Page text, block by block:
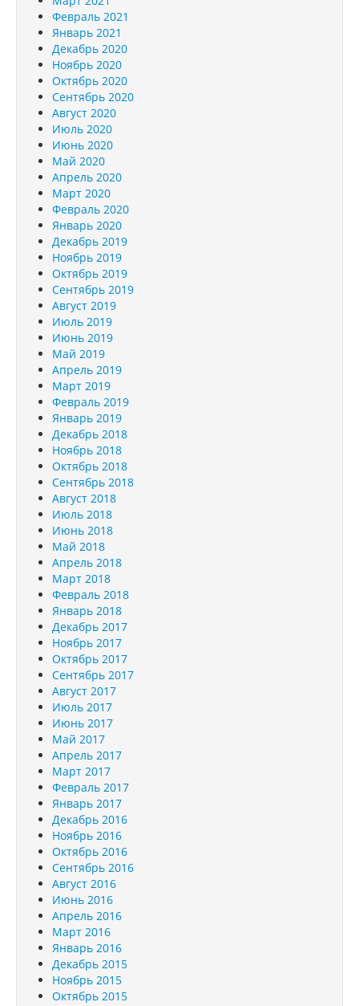
Февраль 2021
Январь 2021
Декабрь 2020
Ноябрь 2020
Октябрь 2020
Сентябрь 2020
Август 2020
Июль 2020
Июнь 2020
Май 2020
Апрель 2020
Март 2020
Февраль 2020
Январь 2020
Декабрь 2019
Ноябрь 2019
Октябрь 2019
Сентябрь 2019
Август 2019
Июль 2019
Июнь 2019
Май 2019
Апрель 2019
Март 2019
Февраль 2019
Январь 2019
Декабрь 2018
Ноябрь 2018
Октябрь 2018
Сентябрь 2018
Август 2018
Июль 2018
Июнь 2018
Май 2018
Апрель 2018
Март 2018
Февраль 2018
Январь 2018
Декабрь 2017
Ноябрь 2017
Октябрь 2017
Сентябрь 2017
Август 2017
Июль 2017
Июнь 2017
Май 2017
Апрель 2017
Март 2017
Февраль 2017
Январь 2017
Декабрь 2016
Ноябрь 2016
Октябрь 2016
Сентябрь 2016
Август 2016
Июнь 2016
Апрель 2016
Март 2016
Январь 2016
Декабрь 2015
Ноябрь 2015
Октябрь 2015